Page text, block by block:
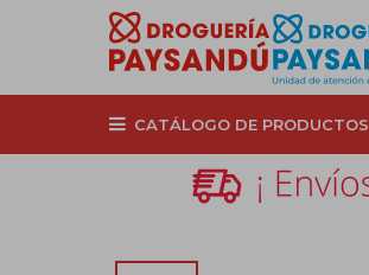
CATÁLOGO DE PRODUCTOS